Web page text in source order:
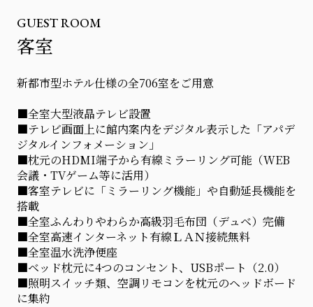
GUEST ROOM
客室
新都市型ホテル仕様の全706室をご用意
■全室大型液晶テレビ設置
■テレビ画面上に館内案内をデジタル表示した「アパデ
ジタルインフォメーション」
■枕元のHDMI端子から有線ミラーリング可能（WEB
会議・TVゲーム等に活用）
■客室テレビに「ミラーリング機能」や自動延長機能を
搭載
■全室ふんわりやわらか高級羽毛布団（デュベ）完備
■全室高速インターネット有線ＬＡＮ接続無料
■全室温水洗浄便座
■ベッド枕元に4つのコンセント、USBポート（2.0）
■照明スイッチ類、空調リモコンを枕元のヘッドボード
に集約